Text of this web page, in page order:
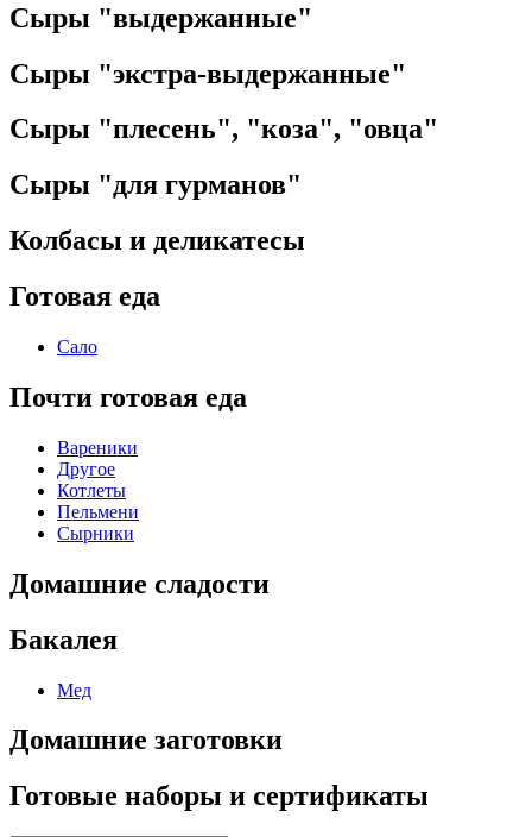
Сыры "выдержанные"
Сыры "экстра-выдержанные"
Сыры "плесень", "коза", "овца"
Сыры "для гурманов"
Колбасы и деликатесы
Готовая еда
Сало
Почти готовая еда
Вареники
Другое
Котлеты
Пельмени
Сырники
Домашние сладости
Бакалея
Мед
Домашние заготовки
Готовые наборы и сертификаты